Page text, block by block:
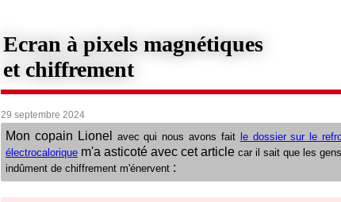
Ecran à pixels magnétiques
et chiffrement
29 septembre 2024
Mon copain Lionel avec qui nous avons fait le dossier sur le
électrocalorique m'a asticoté avec cet article car il sait que les
indûment de chiffrement m'énervent :